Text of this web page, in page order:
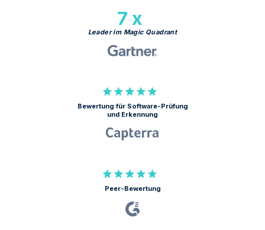
7 x
Leader im Magic Quadrant
Bewertung für Software-Prüfung
und Erkennung
Peer-Bewertung